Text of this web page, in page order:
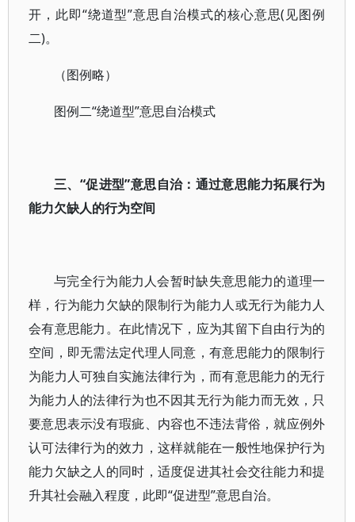
开，此即“绕道型”意思自治模式的核心意思(见图例
二)。
（图例略）
图例二“绕道型”意思自治模式
三、“促进型”意思自治：通过意思能力拓展行为
能力欠缺人的行为空间
与完全行为能力人会暂时缺失意思能力的道理一
样，行为能力欠缺的限制行为能力人或无行为能力人
会有意思能力。在此情况下，应为其留下自由行为的
空间，即无需法定代理人同意，有意思能力的限制行
为能力人可独自实施法律行为，而有意思能力的无行
为能力人的法律行为也不因其无行为能力而无效，只
要意思表示没有瑕疵、内容也不违法背俗，就应例外
认可法律行为的效力，这样就能在一般性地保护行为
能力欠缺之人的同时，适度促进其社会交往能力和提
升其社会融入程度，此即“促进型”意思自治。